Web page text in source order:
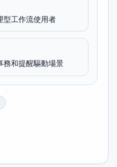
型工作流使用者
務和提醒驅動場景